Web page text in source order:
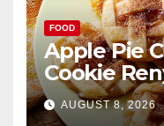
FOOD
Apple Pie
Cookie
AUGUST 8, 2026